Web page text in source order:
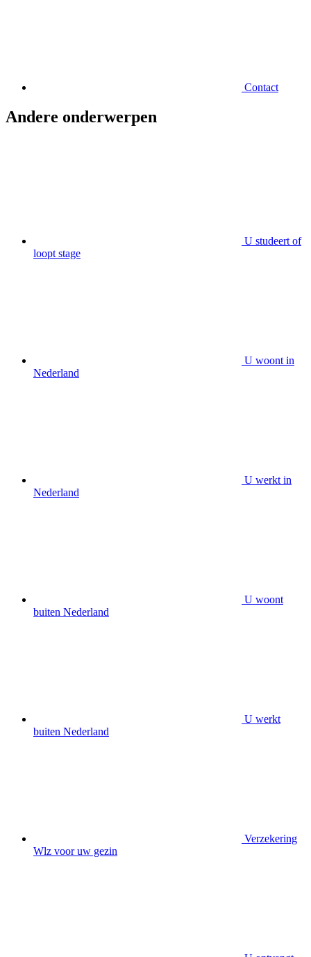
Contact
Andere onderwerpen
U studeert of
loopt stage
U woont in
Nederland
U werkt in
Nederland
U woont
buiten Nederland
U werkt
buiten Nederland
Verzekering
Wlz voor uw gezin